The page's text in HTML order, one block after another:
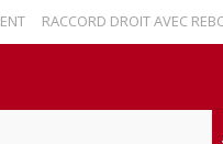
RACCORD DROIT AVEC REBORD